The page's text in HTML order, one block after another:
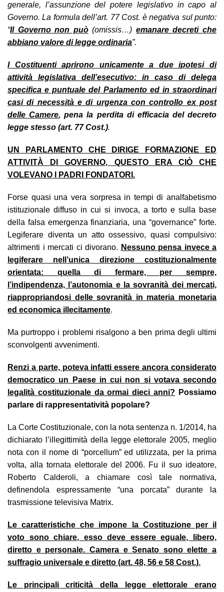
generale, l’assunzione del potere legislativo in capo al
Governo. La formula dell’art. 77 Cost. è negativa sul punto:
“Il Governo non può(omissis…) emanare decreti che
abbiano valore di legge ordinaria”.
I Costituenti aprirono unicamente a due ipotesi di
attività legislativa dell’esecutivo: in caso di delega
specifica e puntuale del Parlamento ed in straordinari
casi di necessità e di urgenza con controllo ex post
delle Camere, pena la perdita di efficacia del decreto
legge stesso (art. 77 Cost.).
UN PARLAMENTO CHE DIRIGE FORMAZIONE ED
ATTIVITÀ DI GOVERNO, QUESTO ERA CIÒ CHE
VOLEVANO I PADRI FONDATORI.
Forse quasi una vera sorpresa in tempi di analfabetismo
istituzionale diffuso in cui si invoca, a torto e sulla base
della falsa emergenza finanziaria, una “governance” forte.
Legiferare diventa un atto ossessivo, quasi compulsivo:
altrimenti i mercati ci divorano. Nessuno pensa invece a
legiferare nell’unica direzione costituzionalmente
orientata: quella di fermare, per sempre,
l’indipendenza, l’autonomia e la sovranità dei mercati,
riappropriandosi delle sovranità in materia monetaria
ed economica illecitamente.
Ma purtroppo i problemi risalgono a ben prima degli ultimi
sconvolgenti avvenimenti.
Renzi a parte, poteva infatti essere ancora considerato
democratico un Paese in cui non si votava secondo
legalità costituzionale da ormai dieci anni? Possiamo
parlare di rappresentatività popolare?
La Corte Costituzionale, con la nota sentenza n. 1/2014, ha
dichiarato l’illegittimità della legge elettorale 2005, meglio
nota con il nome di “porcellum” ed utilizzata, per la prima
volta, alla tornata elettorale del 2006. Fu il suo ideatore,
Roberto Calderoli, a chiamare così tale normativa,
definendola espressamente “una porcata” durante la
trasmissione televisiva Matrix.
Le caratteristiche che impone la Costituzione per il
voto sono chiare, esso deve essere eguale, libero,
diretto e personale. Camera e Senato sono elette a
suffragio universale e diretto (art. 48, 56 e 58 Cost.).
Le principali criticità della legge elettorale erano